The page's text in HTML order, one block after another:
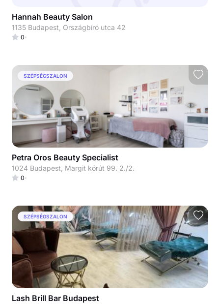
Hannah Beauty Salon
1135 Budapest, Országbíró utca 42
0
SZÉPSÉGSZALON
Petra Oros Beauty Specialist
1024 Budapest, Margit körút 99. 2./2.
0
SZÉPSÉGSZALON
Lash Brill Bar Budapest